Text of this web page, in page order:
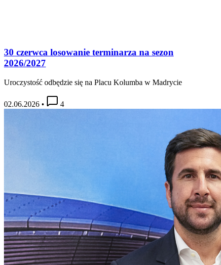
30 czerwca losowanie terminarza na sezon
2026/2027
Uroczystość odbędzie się na Placu Kolumba w Madrycie
02.06.2026 • 4